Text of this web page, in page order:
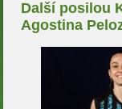
Další posilou
Agostina